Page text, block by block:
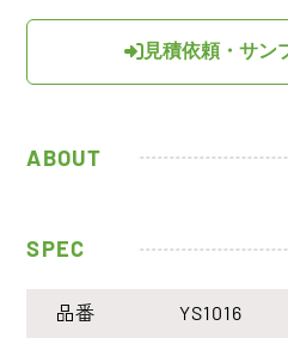
見積依頼・サン
ABOUT
SPEC
品番 YS1016